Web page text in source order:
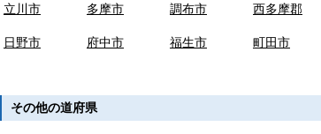
立川市 多摩市 調布市 西多摩郡
日野市 府中市 福生市 町田市
その他の道府県